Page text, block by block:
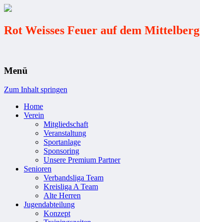
Rot Weisses Feuer auf dem Mittelberg
Menü
Zum Inhalt springen
Home
Verein
Mitgliedschaft
Veranstaltung
Sportanlage
Sponsoring
Unsere Premium Partner
Senioren
Verbandsliga Team
Kreisliga A Team
Alte Herren
Jugendabteilung
Konzept